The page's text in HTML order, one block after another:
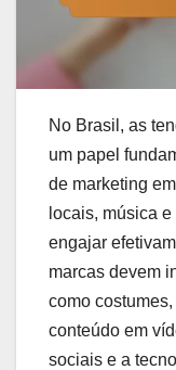
No Brasil, as
um papel
de marketing
locais, música
engajar
marcas devem
como
conteúdo em
sociais e a